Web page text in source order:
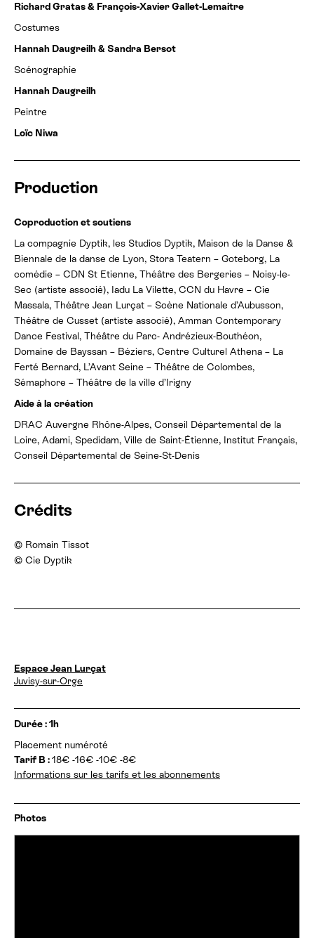
Richard Gratas & François-Xavier Gallet-Lemaitre
Costumes
Hannah Daugreilh & Sandra Bersot
Scénographie
Hannah Daugreilh
Peintre
Loïc Niwa
Production
Coproduction et soutiens
La compagnie Dyptik, les Studios Dyptik, Maison de la Danse &
Biennale de la danse de Lyon, Stora Teatern – Goteborg, La
comédie – CDN St Etienne, Théâtre des Bergeries – Noisy-le-
Sec (artiste associé), Iadu La Vilette, CCN du Havre – Cie
Massala, Théâtre Jean Lurçat – Scène Nationale d’Aubusson,
Théâtre de Cusset (artiste associé), Amman Contemporary
Dance Festival, Théâtre du Parc- Andrézieux-Bouthéon,
Domaine de Bayssan – Béziers, Centre Culturel Athena – La
Ferté Bernard, L’Avant Seine – Théâtre de Colombes,
Sémaphore – Théâtre de la ville d’Irigny
Aide à la création
DRAC Auvergne Rhône-Alpes, Conseil Départemental de la
Loire, Adami, Spedidam, Ville de Saint-Étienne, Institut Français,
Conseil Départemental de Seine-St-Denis
Crédits
© Romain Tissot
© Cie Dyptik
D
a
s
e
t
h
o
r
i
r
Espace Jean Lurçat
Juvisy-sur-Orge
I
f
o
r
i
o
Durée : 1h
Placement numéroté
Tarif B :18€ -16€ -10€ -8€
Informations sur les tarifs et les abonnements
Photos